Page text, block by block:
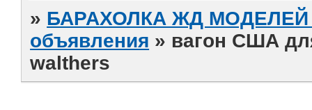
» БАРАХОЛКА ЖД МОДЕЛЕЙ
объявления » вагон США
walthers